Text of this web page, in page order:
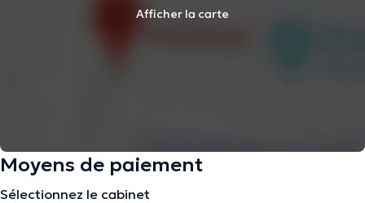
Afficher la carte
Moyens de paiement
Sélectionnez le cabinet